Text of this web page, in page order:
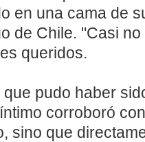
en una cama de
de Chile. "Casi
queridos.
que pudo haber
corroboró
sino que